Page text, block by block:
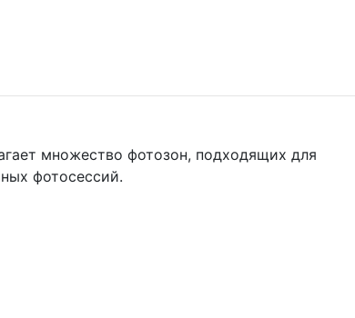
множество фотозон, подходящих для
фотосессий.